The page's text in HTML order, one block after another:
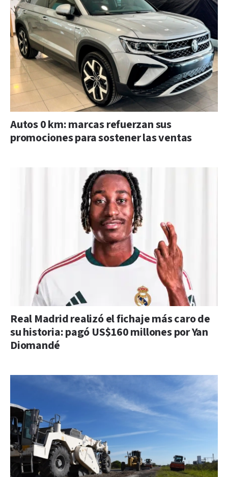
Autos 0 km: marcas refuerzan sus
promociones para sostener las ventas
Real Madrid realizó el fichaje más caro de
su historia: pagó US$160 millones por Yan
Diomandé